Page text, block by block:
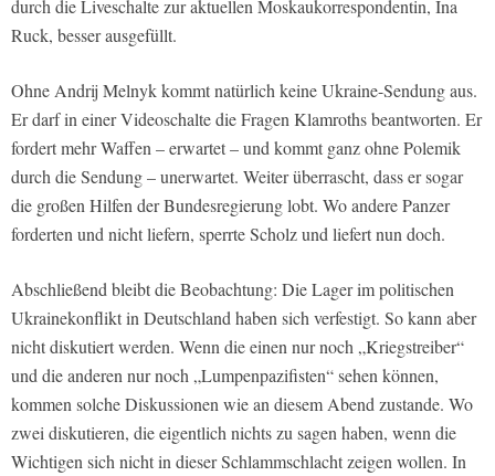
durch die Liveschalte zur aktuellen Moskaukorrespondentin, Ina
Ruck, besser ausgefüllt.
Ohne Andrij Melnyk kommt natürlich keine Ukraine-Sendung aus.
Er darf in einer Videoschalte die Fragen Klamroths beantworten. Er
fordert mehr Waffen – erwartet – und kommt ganz ohne Polemik
durch die Sendung – unerwartet. Weiter überrascht, dass er sogar
die großen Hilfen der Bundesregierung lobt. Wo andere Panzer
forderten und nicht liefern, sperrte Scholz und liefert nun doch.
Abschließend bleibt die Beobachtung: Die Lager im politischen
Ukrainekonflikt in Deutschland haben sich verfestigt. So kann aber
nicht diskutiert werden. Wenn die einen nur noch „Kriegstreiber“
und die anderen nur noch „Lumpenpazifisten“ sehen können,
kommen solche Diskussionen wie an diesem Abend zustande. Wo
zwei diskutieren, die eigentlich nichts zu sagen haben, wenn die
Wichtigen sich nicht in dieser Schlammschlacht zeigen wollen. In